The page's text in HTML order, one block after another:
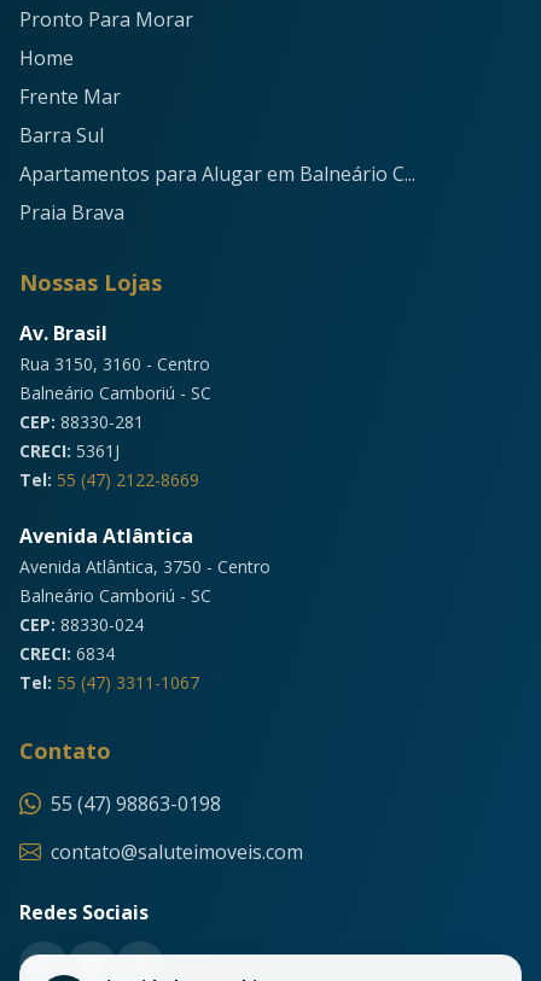
Pronto Para Morar
Home
Frente Mar
Barra Sul
Apartamentos para Alugar em Balneário C...
Praia Brava
Nossas Lojas
Av. Brasil
Rua 3150, 3160 - Centro
Balneário Camboriú - SC
CEP: 88330-281
CRECI: 5361J
Tel: 55 (47) 2122-8669
Avenida Atlântica
Avenida Atlântica, 3750 - Centro
Balneário Camboriú - SC
CEP: 88330-024
CRECI: 6834
Tel: 55 (47) 3311-1067
Contato
55 (47) 98863-0198
contato@saluteimoveis.com
Redes Sociais